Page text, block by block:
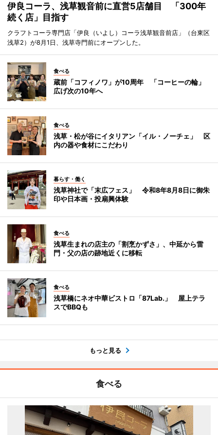
伊良コーラ、浅草観音前に直営5店舗目 「300年
続く店」目指す
クラフトコーラ専門店「伊良（いよし）コーラ浅草観音前店」（台東区
浅草2）が8月1日、浅草寺門前にオープンした。
食べる
蔵前「コフィノワ」が10周年 「コーヒーの輪」
広げ次の10年へ
食べる
浅草・松が谷にイタリアン「イル・ノーチェ」 区
内の器や食材にこだわり
暮らす・働く
浅草神社で「末広フェス」 令和8年8月8日に御朱
印や日本画・投扇興体験
食べる
浅草生まれの店主の「割烹かずさ」、中延から雷
門・父の店の跡地近くに移転
食べる
浅草橋にネオ中華ビストロ「87Lab.」 屋上テラ
スでBBQも
もっと見る
食べる